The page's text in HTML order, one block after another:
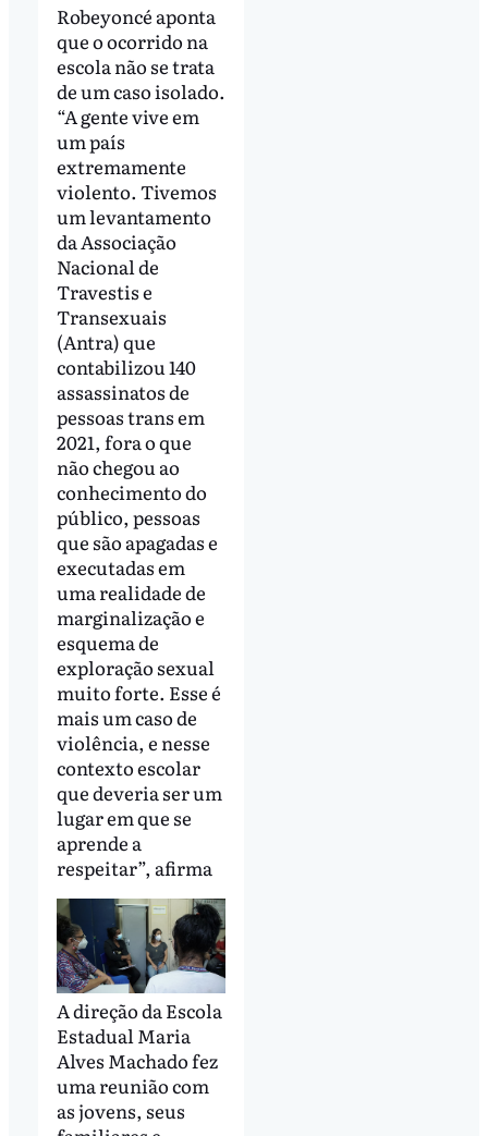
Robeyoncé aponta
que o ocorrido na
escola não se trata
de um caso isolado.
“A gente vive em
um país
extremamente
violento. Tivemos
um levantamento
da Associação
Nacional de
Travestis e
Transexuais
(Antra) que
contabilizou 140
assassinatos de
pessoas trans em
2021, fora o que
não chegou ao
conhecimento do
público, pessoas
que são apagadas e
executadas em
uma realidade de
marginalização e
esquema de
exploração sexual
muito forte. Esse é
mais um caso de
violência, e nesse
contexto escolar
que deveria ser um
lugar em que se
aprende a
respeitar”, afirma
A direção da Escola
Estadual Maria
Alves Machado fez
uma reunião com
as jovens, seus